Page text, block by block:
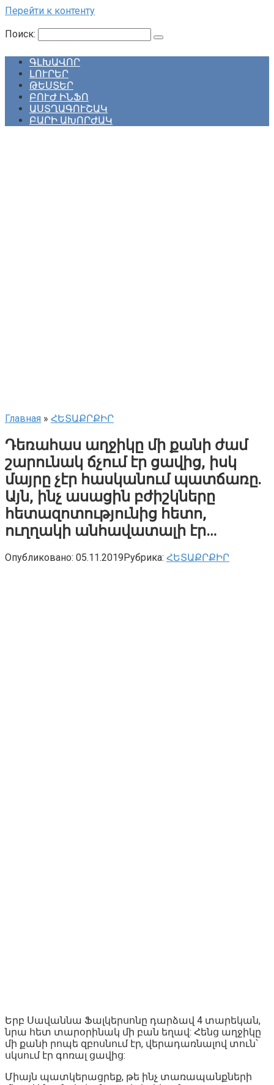
Перейти к контенту
Поиск:
ԳԼԽԱՎՈՐ
ԼՈՒՐԵՐ
ԹԵՍՏԵՐ
ԲՈՒԺ ԻՆՖՈ
ԱՍՏՂԱԳՈՒՇԱԿ
ԲԱՐԻ ԱԽՈՐԺԱԿ
Главная » ՀԵՏԱՔՐՔԻՐ
Դեռահաս աղջիկը մի քանի ժամ
շարունակ ճչում էր ցավից, իսկ
մայրը չէր հասկանում պատճառը.
Այն, ինչ ասացին բժիշկները
հետազոտությունից հետո,
ուղղակի անհավատալի էր…
Опубликовано: 05.11.2019Рубрика: ՀԵՏԱՔՐՔԻՐ
Երբ Սավաննա Ֆալկերսոնը դարձավ 4 տարեկան,
նրա հետ տարօրինակ մի բան եղավ: Հենց աղջիկը
մի քանի րոպե զբոսնում էր, վերադառնալով տուն՝
սկսում էր գոռալ ցավից:
Միայն պատկերացրեք, թե ինչ տառապանքների